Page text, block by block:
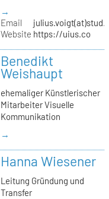
→
Email
Website https://uius.co
Benedikt
Weishaupt
ehemaliger Künstlerischer
Mitarbeiter Visuelle
Kommunikation
→
Hanna Wiesener
Leitung Gründung und
Transfer